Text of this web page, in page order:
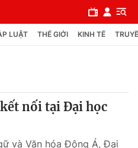
LUẬT THẾ GIỚI KINH TẾ
nối tại Đại học
và Văn hóa Đông Á, Đại